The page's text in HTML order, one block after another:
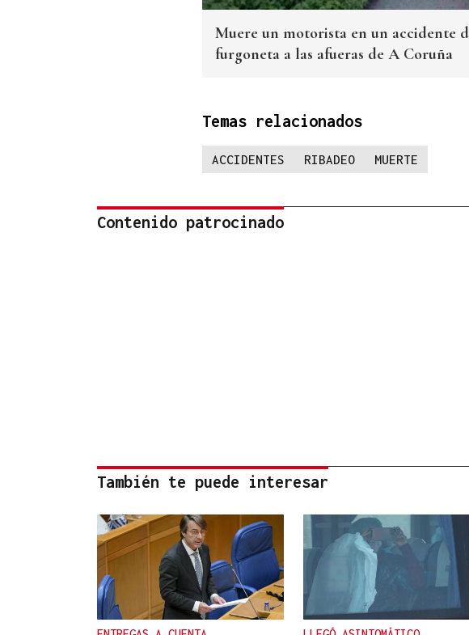
Muere un motorista en un accidente
furgoneta a las afueras de A Coruña
Temas relacionados
ACCIDENTES RIBADEO MUERTE
Contenido patrocinado
También te puede interesar